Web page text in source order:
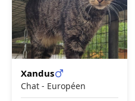
Xandus
Chat - Européen